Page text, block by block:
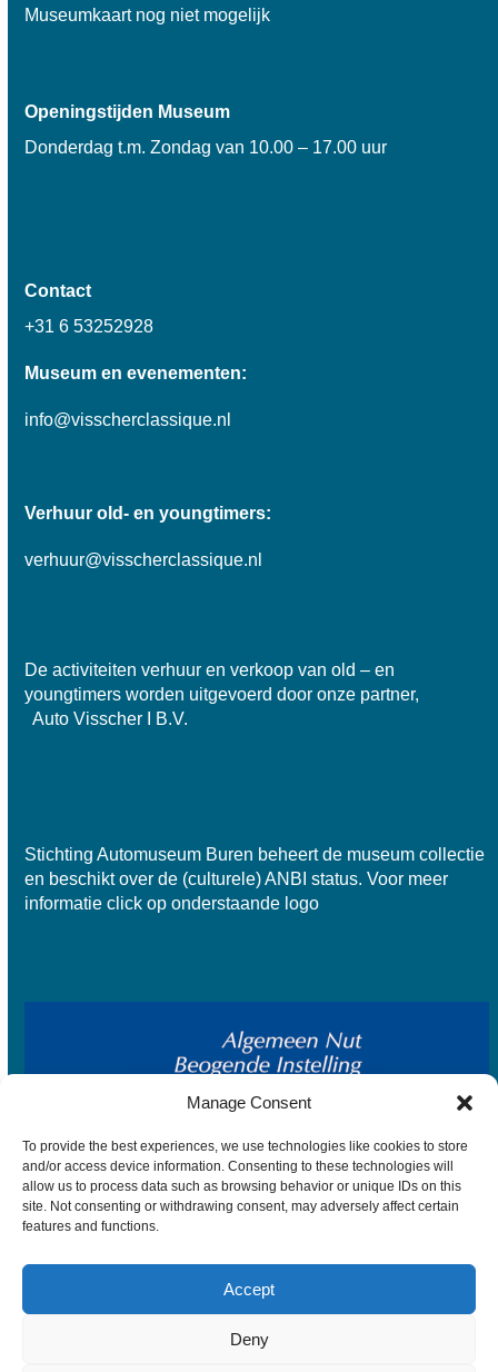
Manage Consent
To provide the best experiences, we use technologies like cookies to store
and/or access device information. Consenting to these technologies will
allow us to process data such as browsing behavior or unique IDs on this
site. Not consenting or withdrawing consent, may adversely affect certain
features and functions.
Accept
Deny
Museumkaart nog niet mogelijk
Openingstijden Museum
Donderdag t.m. Zondag van 10.00 – 17.00 uur
Contact
+31 6 53252928
Museum en evenementen:
info@visscherclassique.nl
Verhuur old- en youngtimers:
verhuur@visscherclassique.nl
De activiteiten verhuur en verkoop van old – en
youngtimers worden uitgevoerd door onze partner,
Auto Visscher I B.V.
Stichting Automuseum Buren beheert de museum collectie
en beschikt over de (culturele) ANBI status. Voor meer
informatie click op onderstaande logo
© 2026 Visscher Classique – Algemene voorwaarden –
Privacyverklaring